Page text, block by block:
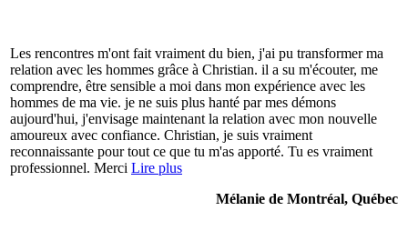
Les rencontres m'ont fait vraiment du bien, j'ai pu transformer ma
relation avec les hommes grâce à Christian. il a su m'écouter, me
comprendre, être sensible a moi dans mon expérience avec les
hommes de ma vie. je ne suis plus hanté par mes démons
aujourd'hui, j'envisage maintenant la relation avec mon nouvelle
amoureux avec confiance. Christian, je suis vraiment
reconnaissante pour tout ce que tu m'as apporté. Tu es vraiment
professionnel. Merci Lire plus
Mélanie de Montréal, Québec